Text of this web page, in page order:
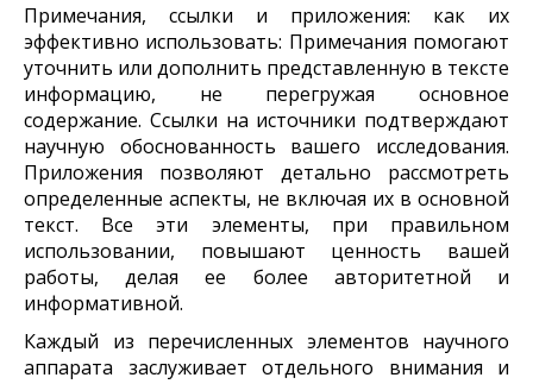
Примечания, ссылки и приложения: как их
эффективно использовать: Примечания помогают
уточнить или дополнить представленную в тексте
информацию, не перегружая основное
содержание. Ссылки на источники подтверждают
научную обоснованность вашего исследования.
Приложения позволяют детально рассмотреть
определенные аспекты, не включая их в основной
текст. Все эти элементы, при правильном
использовании, повышают ценность вашей
работы, делая ее более авторитетной и
информативной.
Каждый из перечисленных элементов научного
аппарата заслуживает отдельного внимания и